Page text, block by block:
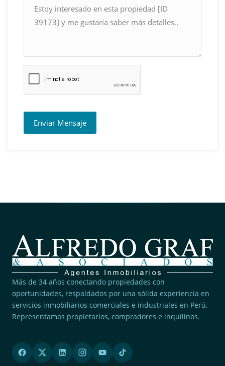
Enviar Mensaje
Más de 34 años conectando propiedades con
oportunidades, respaldados por una sólida experiencia en
servicios inmobiliarios comerciales e industriales en Perú.
Representamos propietarios, compradores e inquilinos.